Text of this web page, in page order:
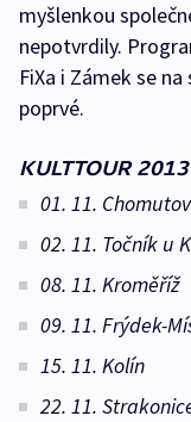
myšlenkou
nepotvrdily.
FiXa i Zámek se
poprvé.
KULTTOUR 2013
01. 11. Chomutov
02. 11. Točník u
08. 11. Kroměříž
09. 11. Frýdek-
15. 11. Kolín
22. 11.